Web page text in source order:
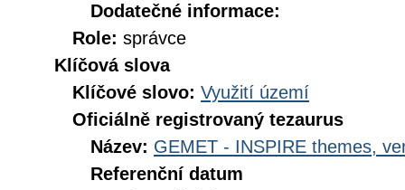
Dodatečné informace:
Role: správce
Klíčová slova
Klíčové slovo: Využití území
Oficiálně registrovaný tezaurus
Název: GEMET - INSPIRE themes,
Referenční datum